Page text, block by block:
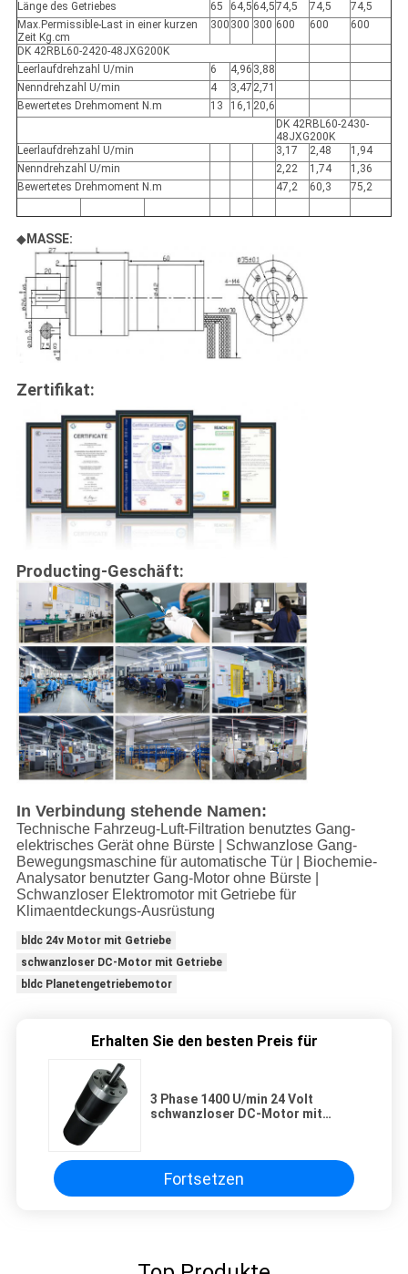
Länge des Getriebes 65 64,5 64,574,5 74,5
74,5
Max.Permissible-Last in einer kurzen
Zeit Kg.cm
300 300 300 600 600 600
DK 42RBL60-2420-48JXG200K
Leerlaufdrehzahl U/min
6 4,96 3,88
Nenndrehzahl U/min
4 3,47 2,71
Bewertetes Drehmoment N.m
13 16,1 20,6
DK 42RBL60-2430-
48JXG200K
Leerlaufdrehzahl U/min
3,17 2,48
1,94
Nenndrehzahl U/min
2,22 1,74
1,36
Bewertetes Drehmoment N.m
47,2 60,3 75,2
◆MASSE:
Zertifikat:
Producting-Geschäft:
In Verbindung stehende Namen:
Technische Fahrzeug-Luft-Filtration benutztes Gang-
elektrisches Gerät ohne Bürste | Schwanzlose Gang-
Bewegungsmaschine für automatische Tür | Biochemie-
Analysator benutzter Gang-Motor ohne Bürste |
Schwanzloser Elektromotor mit Getriebe für
Klimaentdeckungs-Ausrüstung
bldc 24v Motor mit Getriebe
schwanzloser DC-Motor mit Getriebe
bldc Planetengetriebemotor
Erhalten Sie den besten Preis für
3 Phase 1400 U/min 24 Volt
schwanzloser DC-Motor mit
Fortsetzen